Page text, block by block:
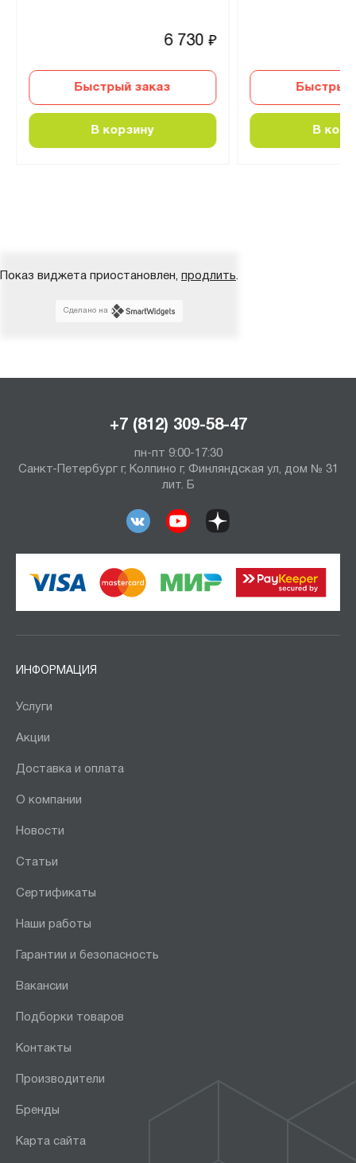
6 730₽
Быстрый заказ
В корзину
Быстрый
В
Показ виджета приостановлен, продлить.
Сделано на
+7 (812) 309-58-47
пн-пт 9:00-17:30
Санкт-Петербург г, Колпино г, Финляндская ул, дом № 31
лит. Б
ИНФОРМАЦИЯ
Услуги
Акции
Доставка и оплата
О компании
Новости
Статьи
Сертификаты
Наши работы
Гарантии и безопасность
Вакансии
Подборки товаров
Контакты
Производители
Бренды
Карта сайта